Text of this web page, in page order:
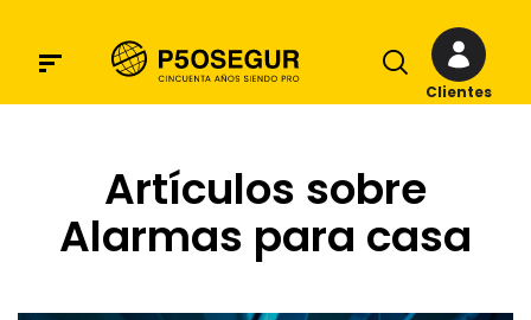
Clientes
Artículos sobre
Alarmas para casa